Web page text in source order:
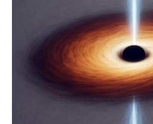
Quantenmotoren voranbringen.
Wissenschaftsjournal Science
die Herleitung. (DOI: 10.1126/
Verbrennungsmotoren oder
Wärmekraftmaschinen: Sie
Energie in mechanische
ausgedrückt, Wärme in
quantenmechanischen